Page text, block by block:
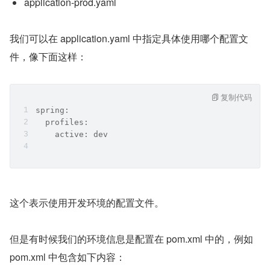
我们可以在 application.yaml 中指定具体使用哪个配置文
件，像下面这样：
spring:
  profiles:
    active: dev
复制代码
这个表示使用开发环境的配置文件。
但是有时候我们的环境信息是配置在 pom.xml 中的，例如
pom.xml 中包含如下内容：